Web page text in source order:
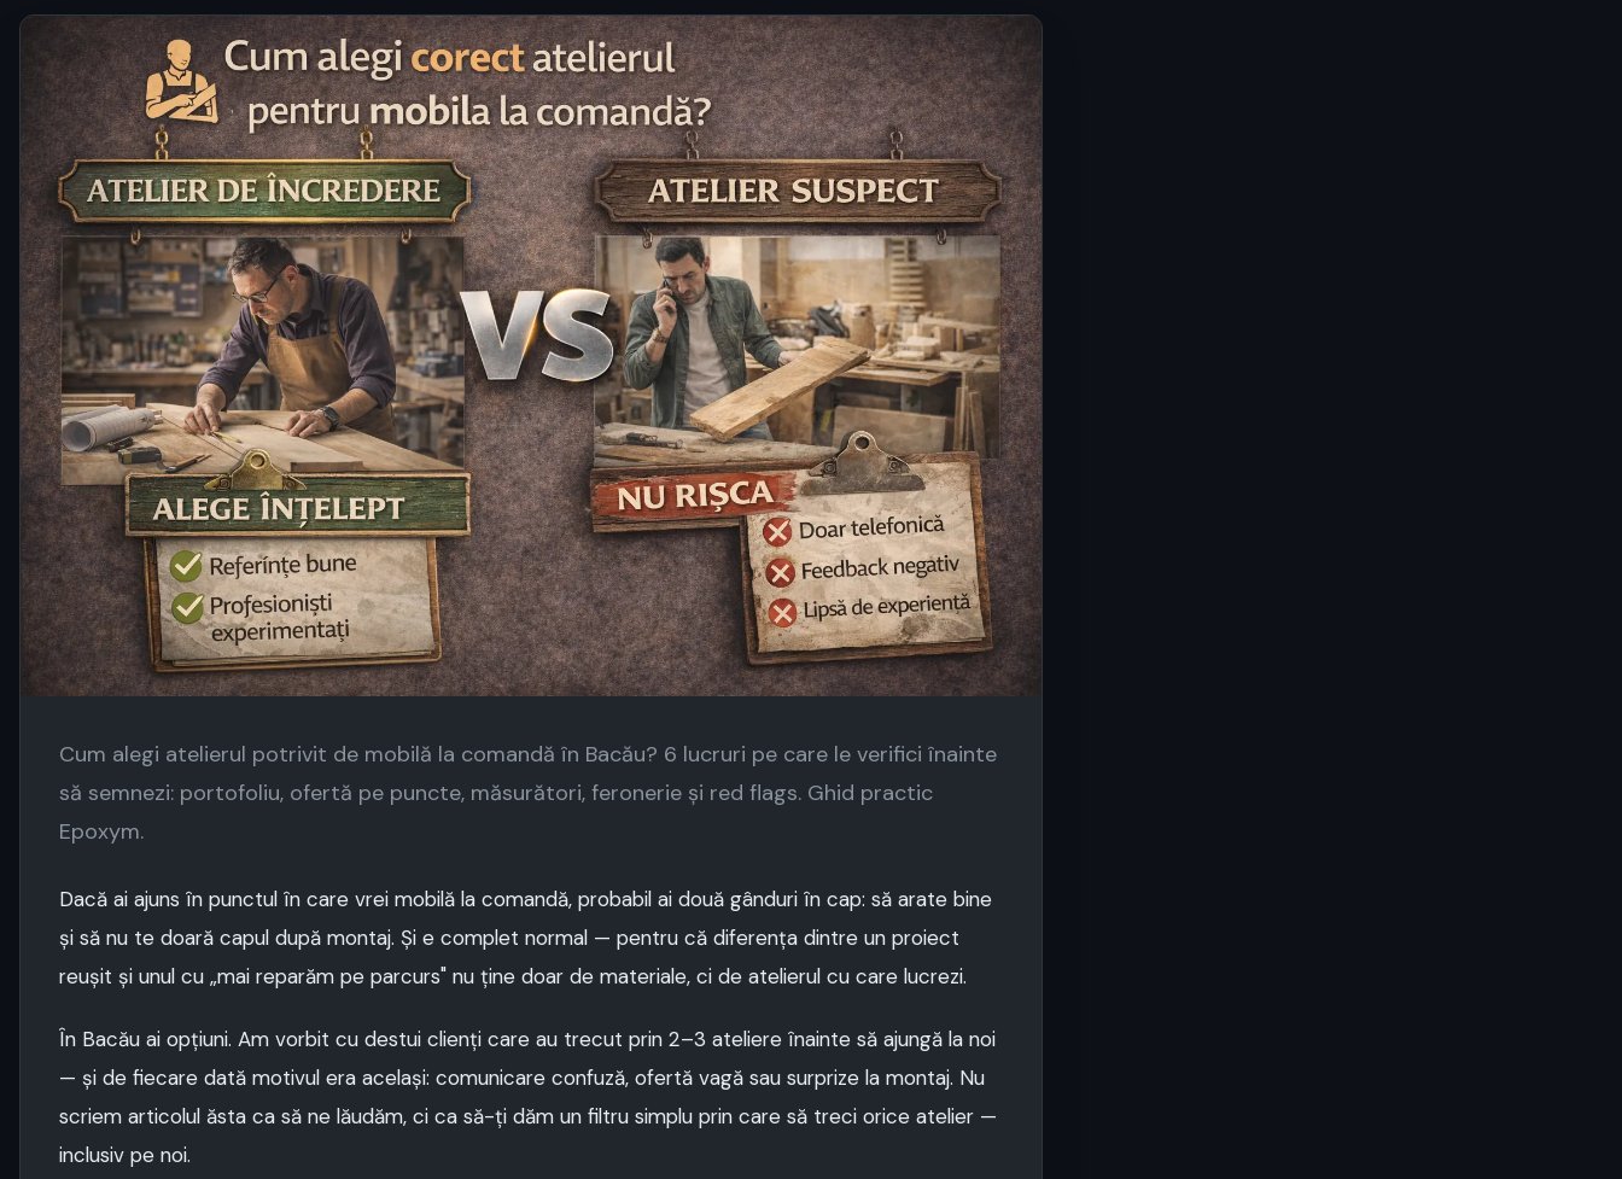
Cum alegi atelierul potrivit de mobilă la comandă în Bacău? 6 lucruri pe care le verifici înainte
să semnezi: portofoliu, ofertă pe puncte, măsurători, feronerie și red flags. Ghid practic
Epoxym.
Dacă ai ajuns în punctul în care vrei mobilă la comandă, probabil ai două gânduri în cap: să arate bine
și să nu te doară capul după montaj. Și e complet normal — pentru că diferența dintre un proiect
reușit și unul cu „mai reparăm pe parcurs" nu ține doar de materiale, ci de atelierul cu care lucrezi.
În Bacău ai opțiuni. Am vorbit cu destui clienți care au trecut prin 2–3 ateliere înainte să ajungă la noi
— și de fiecare dată motivul era același: comunicare confuză, ofertă vagă sau surprize la montaj. Nu
scriem articolul ăsta ca să ne lăudăm, ci ca să-ți dăm un filtru simplu prin care să treci orice atelier —
inclusiv pe noi.